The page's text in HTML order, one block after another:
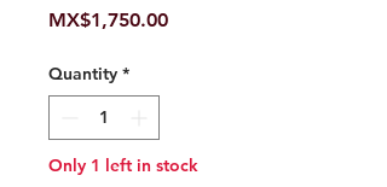
MX$1,750.00Price
Quantity *
Only 1 left in stock